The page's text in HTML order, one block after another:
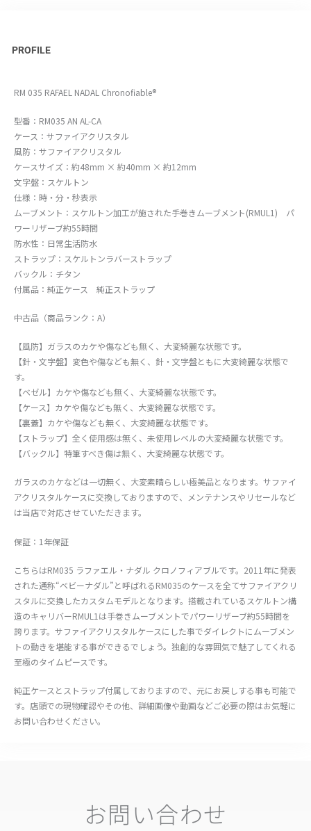
PROFILE
RM 035 RAFAEL NADAL Chronofiable®
型番：RM035 AN AL-CA
ケース：サファイアクリスタル
風防：サファイアクリスタル
ケースサイズ：約48mm × 約40mm × 約12mm
文字盤：スケルトン
仕様：時・分・秒表示
ムーブメント：スケルトン加工が施された手巻きムーブメント(RMUL1) パ
ワーリザーブ約55時間
防水性：日常生活防水
ストラップ：スケルトンラバーストラップ
バックル：チタン
付属品：純正ケース 純正ストラップ
中古品（商品ランク：A）
【風防】ガラスのカケや傷なども無く、大変綺麗な状態です。
【針・文字盤】変色や傷なども無く、針・文字盤ともに大変綺麗な状態で
す。
【ベゼル】カケや傷なども無く、大変綺麗な状態です。
【ケース】カケや傷なども無く、大変綺麗な状態です。
【裏蓋】カケや傷なども無く、大変綺麗な状態です。
【ストラップ】全く使用感は無く、未使用レベルの大変綺麗な状態です。
【バックル】特筆すべき傷は無く、大変綺麗な状態です。
ガラスのカケなどは一切無く、大変素晴らしい極美品となります。サファイ
アクリスタルケースに交換しておりますので、メンテナンスやリセールなど
は当店で対応させていただきます。
保証：1年保証
こちらはRM035 ラファエル・ナダル クロノフィアブルです。2011年に発表
された通称“ベビーナダル”と呼ばれるRM035のケースを全てサファイアクリ
スタルに交換したカスタムモデルとなります。搭載されているスケルトン構
造のキャリバーRMUL1は手巻きムーブメントでパワーリザーブ約55時間を
誇ります。サファイアクリスタルケースにした事でダイレクトにムーブメン
トの動きを堪能する事ができるでしょう。独創的な雰囲気で魅了してくれる
至極のタイムピースです。
純正ケースとストラップ付属しておりますので、元にお戻しする事も可能で
す。店頭での現物確認やその他、詳細画像や動画などご必要の際はお気軽に
お問い合わせください。
お問い合わせ